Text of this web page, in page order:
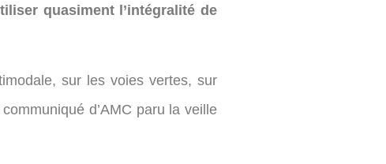
quasiment l’intégralité de
sur les voies vertes, sur
d’AMC paru la veille